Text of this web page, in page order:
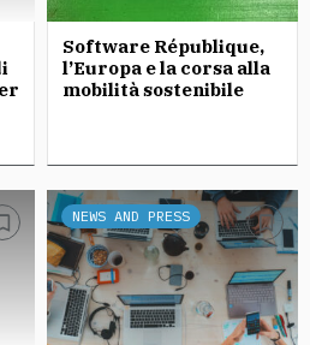
Software République,
l’Europa e la corsa alla
mobilità sostenibile
NEWS AND PRESS